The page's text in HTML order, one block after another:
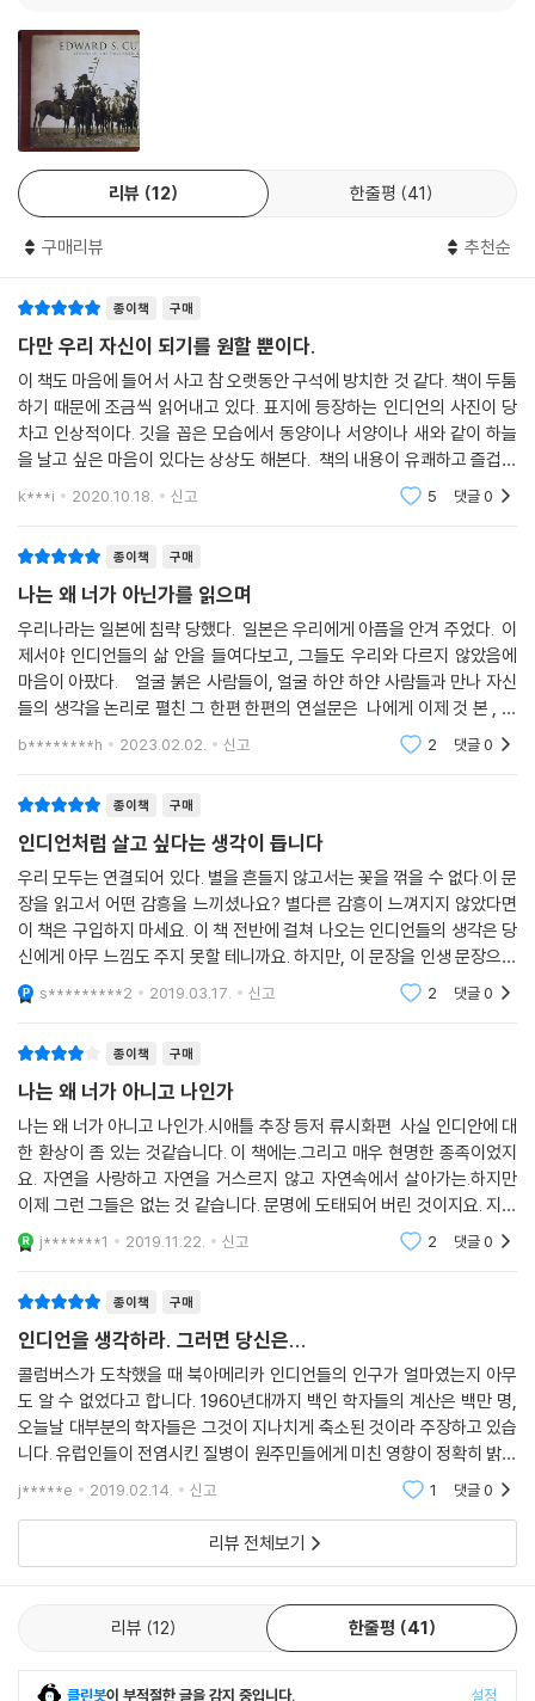
---「이해할 수 없는 것」중에서
나는 그동안 (백인들로부터) 수많은 말을 듣고 또 들었다. 하지만 아무것
도 이루어진 것이 없다. 진심이 담겨 있지 않은 '좋은 말'은 결코 오래 가지
못한다. 좋은 말이 죽은 사람을 살려내진 못한다. 좋은 말이 얼굴 흰 사람들
이 차지하고 있는 내 부족 땅을 되돌려 주진 못한다… 아무 결과도 없는 ‘말
뿐인 말들’에 나는 지쳤다. 그 많은 좋은 말들과 지켜지지 않은 약속들을 생
각할 때마다 내 가슴엔 찬바람이 분다. 세상에는 말할 자격이 없는 사람들
말은 노래와 의식에서 중요한 역할을 한다. 대화를 할 때도 마찬가지다. 따
라서 말을 아끼고, 필요할 때만 쓰는 것이 지혜로운 일이다.
---「고귀한 붉은 얼굴의 연설」중에서
나는 결코 과장해서 말하는 것이 아니다. 해마다 봄이 오면 우리는 생의 외
경심에 지나간 날들의 시름을 잊었으며, 여름은 여름대 로 우리의 마음을
충만하게 만들었다. 삶 속에는 어느 것 하나 진부한 것이 없었다. 눈을 뜨고
인디언 천막 밖으로 나가면 늘 새로운 순간들이 우리를 기다리고 있었다.
---「내 앞에 아름다움 내 뒤에 아름다움」중에서
피쿼트 족은 어디로 갔는가? 오늘날 나라간세트 족은 어디로 갔는가? 모
히칸 족과 파카노케트 족은? 한때 강력했던 우리의 수많은 부족들은 다 어
디로 갔는가? 그들은 여름 태양에 녹는 눈처럼 얼굴 흰 자들의 탐욕과 억압
속에 빠른 속도로 사라져 갔다. 한때 아름다웠던 그들의 대지를 돌아보라.
얼굴 창백한 자들이 파헤쳐 놓은 것밖에는 아무것도 눈에 띄지 않는다. 우
리도 같은 처지가 될 것이다. 그 무성한 그늘 아래서 우리가 어린 시절을 보
들이 자기들 소유라고 우기는 땅의 울타리로 쓰일 것이다. 머지 않아 그들
의 넓은 도로가 우리 아버지들의 무덤을 갈아엎을 것이고, 조상들의 안식
처는 영원히 파괴될 것이다. 그 공동의 적에 대항하기 위해 우리가 손을 맞
잡지 않는 한, 우리는 조만간 이 대지 위 에서 자취를 감출 것이다.
---「대지가 존재하는 한」중에서
너의 가슴속에 죽음이 들어올 수 없는 삶을 살라. 다른 사람의 종교에 대해
중하게 하라. 너의 삶을 사랑하고, 그 삶을 완전한 것으로 만들고, 너의 삶
속에 있는 모든 것들을 아름답게 만들라.
오래 살되, 다른 이들을 위해 헌신하는 삶에 목적을 두라. 이 세상을 떠나는
위대한 이별의 순간을 위해 고귀한 죽음의 노래를 준비하라. 낯선 사람일
지라도 외딴 곳에서 누군가와 마주치면 한두 마디 인사를 나누라. 모든 사
람을 존중하고, 누구에게도 비굴 하게 굴지 말라.
자리에서 일어나면 아침 햇빛에 감사하라. 네가 가진 생명과 힘에 대해, 네
가 먹는 음식, 삶의 즐거움들에 대해 감사하라. 만약 네가 감사해야 할 아무
다가왔을 때, 마음속에 죽음에 대한 두려움이 가득한 사람처럼 되지 말라.
슬피 울면서 다른 방식으로 살 수 있도록 조금만 더 시간을 달라고 애원하
는 사람이 되지 말라. 그 대신 너의 죽음의 노래를 부르라. 그리고 집으로
돌아가는 인디언 전사처럼 죽음을 맞이하라.
---「테쿰세가 죽기 전에 남긴 연설」중에서
오지브웨 족 등 수십 개의 큰 부족과 수백 개의 지파가 공존하며 살았지만
이들 모두가 공통적으로 가진 믿음은 '만물은 서로 연결되어 있다'는 것이
었다. 동물과 자연, 타인, 나아가 때로는 적이기도 한 다른 부족을 대하는
마음 자세가 그 근본 사상에서 출발했다. 아메리카 대륙 전역의 거의 모든
원주민이 그 사상을 공유했으며, 유럽의 백인들이 '신대륙을 발견했다'며
침입해 왔을 때 가장 이해하지 못한 사고방식이 그것이었다. 백인들이 왔
을 때 원주민들은 그 사고방식에 따라 그들을 받아들이고 가진 것을 나눠
는 너를 제거해야 한다'는 생각이 지배적이었으며, 이 생각이 무방비 상태
"미타쿠예 오야신―우리 모두는 서로 연결되어 있다."
미타쿠예 오야신, 이것은 '모든 것이 하나로 연결되어 있다. 혹은 모두가 나
의 친척이다'라는 뜻의 다코타 족 인디언들 인사말이다. 매우 간결하면서
도 심오하게 우주에 대한 이해를 표현하고 있는 말로, 인디언들의 정신과
삶의 방식을 한마디로 잘 나타내 주는 핵심적인 말이다. 몇 글자밖에 안 되
보이지 않는 것, 존재하는 모든 것들이 인디언들의 그 인사말 속에 포함되
어 있다. 이 책에서 인디언들은 우아하고도 열정적으로, 그러나 결코 장황
하거나 화려하지 않은 말들로 이러한 그들의 진리를 이야기한다.
오늘날의 환경 운동가들은 아메리카 원주민들을 '최초의 생태주의자들'이
라고 부른다. 처음 북미 대륙에 도착한 백인들은 자신들의 사회를 문명화
되고 발전된 사회로 여기고 인디언들의 사회는 원시적이고 야만적인 것으
로 여겼다. 그러나 한편으로는 생명을 존중하고 대지와 더불어 사는 원주
던 화가 프레데릭 레밍턴은 말했다.
"늙은 인디언들을 만나면 그들에게서 느껴지는 위엄 때문에 마치 한겨울
의 숲 속을 산책하는 기분이 든다."
퀘이커교 지도자 윌리엄 펜(펜실베이니아 주는 그의 이름을 딴 것임)은 고
"자연인! 그것이 내가 인디언들을 처음 만났을 때 받은 느낌이다. 그들은
를 이야기한다. 그들은 자연에서 태어나 자연의 품 안으로 돌아가는 진정
한 현자들이다."
또한 역사가 프레데릭 터너 3세는 말했다.
"아메리카 인디언의 오랜 침묵의 목소리는 대지 그 자신의 소리 없는 목소
리다. 인디언들의 목소리는 우리의 삶이 자연성을 회복하는 데 필요한 약
과 같다. 우리는 그것을 단순한 지혜가 아니라 우리가 잃어버린 삶의 방식
으로 이해해야 한다."
자연에서 태어나 자연의 품안으로 돌아간 아메리카 원주민들은 우리에게
문명인 아니 인간으로서 알아야 할 세상의 근본과 삶의 교훈을 이야기한.
또한 우리가 진정 누구이며 무엇을 잃고 살아가고 있는지, 그리고 삶을 어
떻게 살아야 하는지에 대한 가르침도 주고 있다. 아메리카 인디언들의 이
연설문집은 단순한 외침이 아니라 우리가 잃어버린 삶의 방식으로 이해해
야 한다. 그들의 오래된 지혜의 목소리는 우리 삶의 자연성을 회복시켜 줄
귀중한 지침이다.
리뷰 12 한줄평 41
구매리뷰 추천순
종이책 구매
다만 우리 자신이 되기를 원할 뿐이다.
이 책도 마음에 들어서 사고 참 오랫동안 구석에 방치한 것 같다. 책이 두툼
하기 때문에 조금씩 읽어내고 있다. 표지에 등장하는 인디언의 사진이 당
차고 인상적이다. 깃을 꼽은 모습에서 동양이나 서양이나 새와 같이 하늘
을 날고 싶은 마음이 있다는 상상도 해본다. 책의 내용이 유쾌하고 즐겁다
고 볼 수는 없다. 유럽의 사람들이 아메리카 대륙을 발견하고 지금의 성공
k***i 2020.10.18. 신고 5 댓글0
종이책 구매
나는 왜 너가 아닌가를 읽으며
우리나라는 일본에 침략 당했다. 일본은 우리에게 아픔을 안겨 주었다. 이
제서야 인디언들의 삶 안을 들여다보고, 그들도 우리와 다르지 않았음에
마음이 아팠다. 얼굴 붉은 사람들이, 얼굴 하얀 하얀 사람들과 만나 자신
들의 생각을 논리로 펼친 그 한편 한편의 연설문은 나에게 이제 것 본 , 가
장 스케일이 크고 감동을 주는 한 편의 영화들보다 더욱 큰 장면 장면으로
b********h 2023.02.02. 신고 2 댓글0
종이책 구매
인디언처럼 살고 싶다는 생각이 듭니다
우리 모두는 연결되어 있다. 별을 흔들지 않고서는 꽃을 꺾을 수 없다.이 문
장을 읽고서 어떤 감흥을 느끼셨나요? 별다른 감흥이 느껴지지 않았다면
이 책은 구입하지 마세요. 이 책 전반에 걸쳐 나오는 인디언들의 생각은 당
신에게 아무 느낌도 주지 못할 테니까요. 하지만, 이 문장을 인생 문장으로
꼽을 만큼 어떤 특별한 감흥을 느끼셨다면 꼭 이 책을 읽어보시라 권하고
싶습니다.
s*********2 2019.03.17. 신고 2 댓글0
종이책 구매
나는 왜 너가 아니고 나인가
나는 왜 너가 아니고 나인가.시애틀 추장 등저 류시화편 사실 인디안에 대
한 환상이 좀 있는 것같습니다. 이 책에는.그리고 매우 현명한 종족이었지
요. 자연을 사랑하고 자연을 거스르지 않고 자연속에서 살아가는.하지만
이제 그런 그들은 없는 것 같습니다. 문명에 도태되어 버린 것이지요. 지난
번에 캐나다에 갔을때 원주민 인디언들이 엄청 비만에 시달리고 방탕한 생
활을 하는 것을
j*******1 2019.11.22. 신고 2 댓글0
종이책 구매
인디언을 생각하라. 그러면 당신은...
콜럼버스가 도착했을 때 북아메리카 인디언들의 인구가 얼마였는지 아무
도 알 수 없었다고 합니다. 1960년대까지 백인 학자들의 계산은 백만 명,
오늘날 대부분의 학자들은 그것이 지나치게 축소된 것이라 주장하고 있습
니다. 유럽인들이 전염시킨 질병이 원주민들에게 미친 영향이 정확히 밝혀
지면서 오늘날 인류학자들과 역사가들은 당시 북아메리카 인구가 적어도
5백만 명은 되었으리
j*****e 2019.02.14. 신고 1 댓글0
리뷰 전체보기
리뷰 12 한줄평 41
클린봇이 부적절한 글을 감지 중입니다. 설정